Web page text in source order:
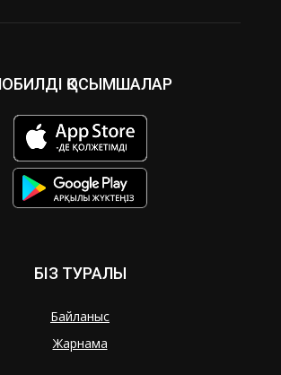
ҚОСЫМШАЛАР
БІЗ ТУРАЛЫ
Байланыс
Жарнама